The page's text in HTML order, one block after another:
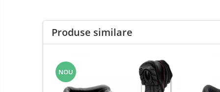
Chei si truse chei
Ciocane , clesti si foarfeci
Debitare gresie / faianta si geamuri
Echipamente atelier
Produse similare
NOU